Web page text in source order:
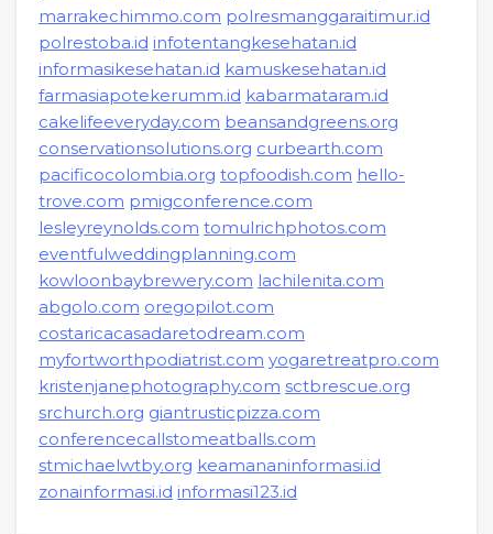
marrakechimmo.com polresmanggaraitimur.id
polrestoba.id infotentangkesehatan.id
informasikesehatan.id kamuskesehatan.id
farmasiapotekerumm.id kabarmataram.id
cakelifeeveryday.com beansandgreens.org
conservationsolutions.org curbearth.com
pacificocolombia.org topfoodish.com hello-
trove.com pmigconference.com
lesleyreynolds.com tomulrichphotos.com
eventfulweddingplanning.com
kowloonbaybrewery.com lachilenita.com
abgolo.com oregopilot.com
costaricacasadaretodream.com
myfortworthpodiatrist.com yogaretreatpro.com
kristenjanephotography.com sctbrescue.org
srchurch.org giantrusticpizza.com
conferencecallstomeatballs.com
stmichaelwtby.org keamananinformasi.id
zonainformasi.id informasi123.id